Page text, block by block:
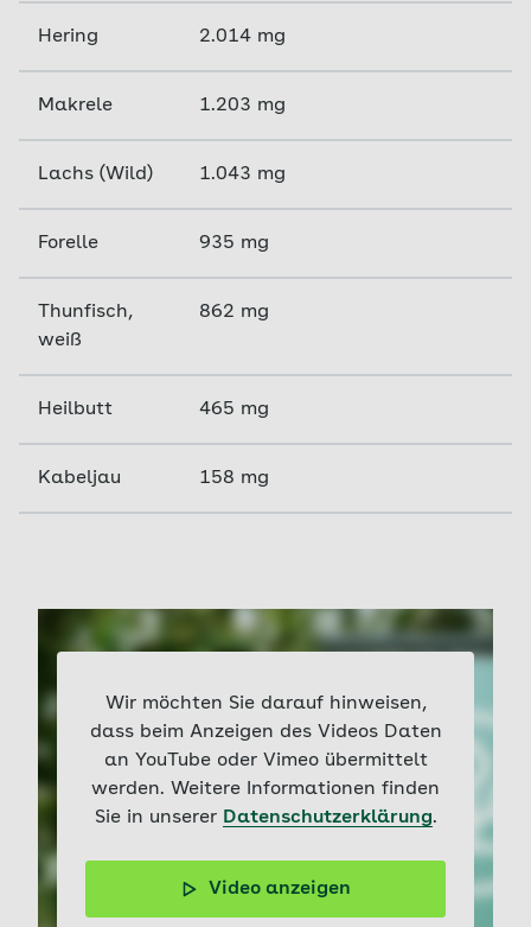
Omega-3-Zufuhr sicher hilft, den Ausbruch einer
Demenz
zu verhindern. Dafür ist es noch zu früh.
Wer sich nichts aus Fischen macht oder sie nicht
verträgt, kann
pflanzliche Öle wie Lein- und
Hering 2.014 mg
Makrele 1.203 mg
Lachs (Wild) 1.043 mg
Forelle 935 mg
Thunfisch,
weiß
862 mg
Heilbutt 465 mg
Kabeljau 158 mg
Wir möchten Sie darauf hinweisen,
dass beim Anzeigen des Videos Daten
an YouTube oder Vimeo übermittelt
werden. Weitere Informationen finden
Sie in unserer Datenschutzerklärung.
Video anzeigen
Omega-3-Fettsäuren sind wichtig für Herz, Gehirn und
Stoffwechsel und kommen in natürlichen Quellen vor.